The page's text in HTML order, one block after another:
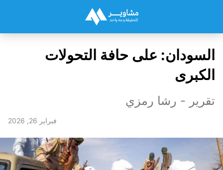
السودان: على حافة التحولات
الكبرى
تقرير - رشا رمزي
فبراير 26, 2026